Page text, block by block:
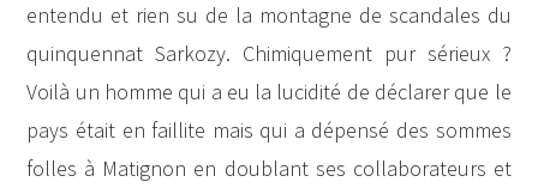
entendu et rien su de la montagne de scandales du
quinquennat Sarkozy. Chimiquement pur sérieux ?
Voilà un homme qui a eu la lucidité de déclarer que le
pays était en faillite mais qui a dépensé des sommes
folles à Matignon en doublant ses collaborateurs et